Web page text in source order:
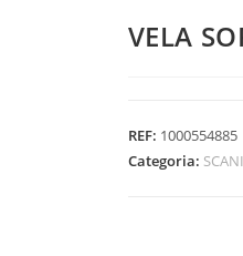
VELA
REF: 1000554885
Categoria: